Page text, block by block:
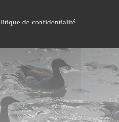
VIOLETde confidentialité